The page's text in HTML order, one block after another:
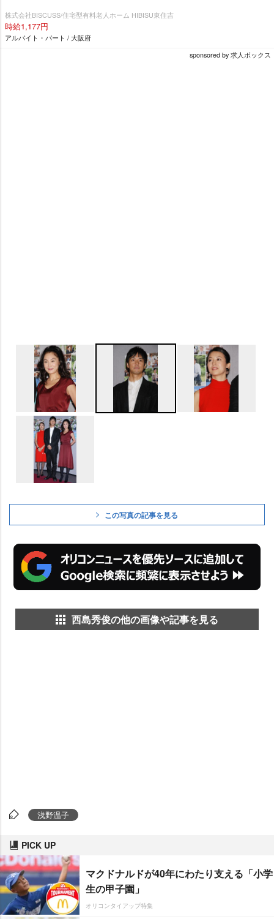
株式会社BISCUSS/住宅型有料老人ホーム HIBISU東住吉
時給1,177円
アルバイト・パート / 大阪府
sponsored by 求人ボックス
この写真の記事を見る
西島秀俊の他の画像や記事を見る
浅野温子
PICK UP
マクドナルドが40年にわたり支える「小学
生の甲子園」
オリコンタイアップ特集